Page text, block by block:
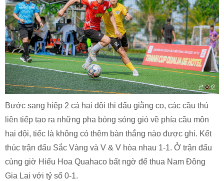
Bước sang hiệp 2 cả hai đội thi đấu giằng co, các cầu thủ
liên tiếp tạo ra những pha bóng sóng gió về phía cầu môn
hai đội, tiếc là không có thêm bàn thắng nào được ghi. Kết
thúc trận đấu Sắc Vàng và V & V hòa nhau 1-1. Ở trận đấu
cùng giờ Hiếu Hoa Quahaco bất ngờ để thua Nam Đông
Gia Lai với tỷ sổ 0-1.